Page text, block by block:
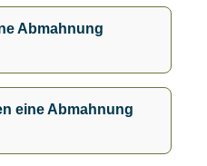
Abmahnung
eine Abmahnung